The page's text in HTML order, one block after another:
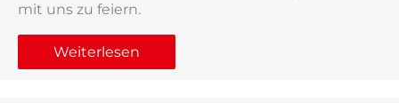
mit uns zu feiern.
Weiterlesen